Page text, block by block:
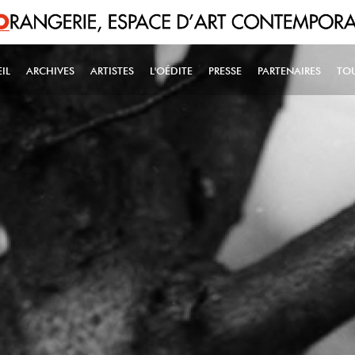
NAVIGATION
ARCHIVES ARTISTES L'OÉDITE PRESSE PARTENAIRES